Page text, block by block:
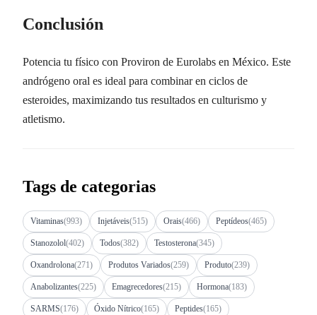
Conclusión
Potencia tu físico con Proviron de Eurolabs en México. Este
andrógeno oral es ideal para combinar en ciclos de
esteroides, maximizando tus resultados en culturismo y
atletismo.
Tags de categorias
Vitaminas(993) Injetáveis(515) Orais(466) Peptídeos(465)
Stanozolol(402) Todos(382) Testosterona(345)
Oxandrolona(271) Produtos Variados(259) Produto(239)
Anabolizantes(225) Emagrecedores(215) Hormona(183)
SARMS(176) Óxido Nítrico(165) Peptides(165)